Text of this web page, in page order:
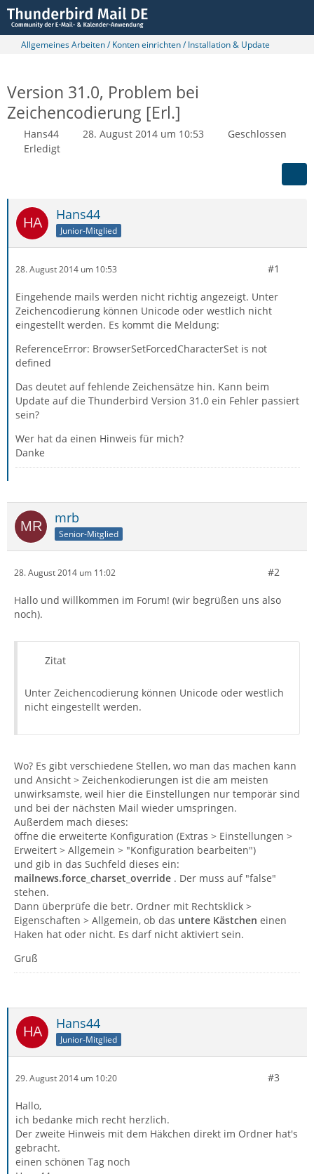
Allgemeines Arbeiten / Konten einrichten / Installation & Update
Version 31.0, Problem bei
Zeichencodierung [Erl.]
Hans44 28. August 2014 um 10:53
Geschlossen
Erledigt
Hans44
Junior-Mitglied
28. August 2014 um 10:53 #1
Eingehende mails werden nicht richtig angezeigt. Unter
Zeichencodierung können Unicode oder westlich nicht
eingestellt werden. Es kommt die Meldung:
ReferenceError: BrowserSetForcedCharacterSet is not
defined
Das deutet auf fehlende Zeichensätze hin. Kann beim
Update auf die Thunderbird Version 31.0 ein Fehler passiert
sein?
Wer hat da einen Hinweis für mich?
Danke
mrb
Senior-Mitglied
28. August 2014 um 11:02 #2
Hallo und willkommen im Forum! (wir begrüßen uns also
noch).
Zitat
Unter Zeichencodierung können Unicode oder westlich
nicht eingestellt werden.
Wo? Es gibt verschiedene Stellen, wo man das machen kann
und Ansicht > Zeichenkodierungen ist die am meisten
unwirksamste, weil hier die Einstellungen nur temporär sind
und bei der nächsten Mail wieder umspringen.
Außerdem mach dieses:
öffne die erweiterte Konfiguration (Extras > Einstellungen >
Erweitert > Allgemein > "Konfiguration bearbeiten")
und gib in das Suchfeld dieses ein:
mailnews.force_charset_override . Der muss auf "false"
stehen.
Dann überprüfe die betr. Ordner mit Rechtsklick >
Eigenschaften > Allgemein, ob das untere Kästchen einen
Haken hat oder nicht. Es darf nicht aktiviert sein.
Gruß
Hans44
Junior-Mitglied
29. August 2014 um 10:20 #3
Hallo,
ich bedanke mich recht herzlich.
Der zweite Hinweis mit dem Häkchen direkt im Ordner hat's
gebracht.
einen schönen Tag noch